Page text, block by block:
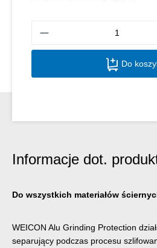
Do
Informacje dot.
Do wszystkich materiałów
WEICON Alu Grinding Protection
separujący podczas procesu